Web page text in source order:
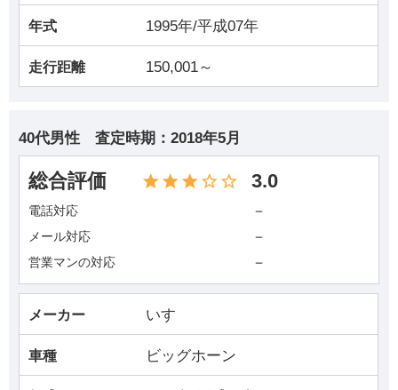
年式 1995年/平成07年
走行距離 150,001～
40代男性 査定時期： 2018年5月
総合評価 3.0
電話対応 －
メール対応 －
営業マンの対応 －
メーカー いすゞ
車種 ビッグホーン